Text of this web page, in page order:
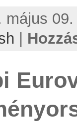
május
|